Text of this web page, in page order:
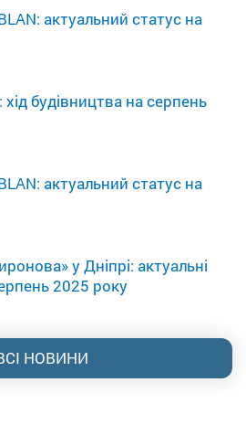
актуальний статус на
хід будівництва на серпень
актуальний статус на
у Дніпрі: актуальні
2025 року
НОВИНИ